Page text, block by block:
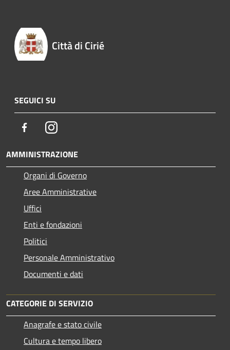
Città di Cirié
SEGUICI SU
FacebookInstagram
AMMINISTRAZIONE
Organi di Governo
Aree Amministrative
Uffici
Enti e fondazioni
Politici
Personale Amministrativo
Documenti e dati
CATEGORIE DI SERVIZIO
Anagrafe e stato civile
Cultura e tempo libero